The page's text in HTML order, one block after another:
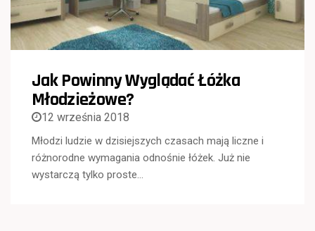
Jak Powinny Wyglądać Łóżka
Młodzieżowe?
12 września 2018
Młodzi ludzie w dzisiejszych czasach mają liczne i
różnorodne wymagania odnośnie łóżek. Już nie
wystarczą tylko proste…